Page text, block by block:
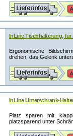
InLine Tischhalterung, für
Ergonomische
drehen, das Gelenk
InLine Unterschrank-
Platz sparen mit
platzsparend unter